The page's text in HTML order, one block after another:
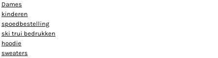
Dames
kinderen
spoedbestelling
ski trui bedrukken
hoodie
sweaters